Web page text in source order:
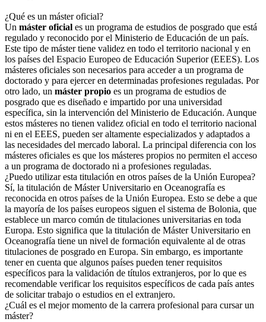
¿Qué es un máster oficial?
Un máster oficial es un programa de estudios de posgrado que está
regulado y reconocido por el Ministerio de Educación de un país.
Este tipo de máster tiene validez en todo el territorio nacional y en
los países del Espacio Europeo de Educación Superior (EEES). Los
másteres oficiales son necesarios para acceder a un programa de
doctorado y para ejercer en determinadas profesiones reguladas. Por
otro lado, un máster propio es un programa de estudios de
posgrado que es diseñado e impartido por una universidad
específica, sin la intervención del Ministerio de Educación. Aunque
estos másteres no tienen validez oficial en todo el territorio nacional
ni en el EEES, pueden ser altamente especializados y adaptados a
las necesidades del mercado laboral. La principal diferencia con los
másteres oficiales es que los másteres propios no permiten el acceso
a un programa de doctorado ni a profesiones reguladas.
¿Puedo utilizar esta titulación en otros países de la Unión Europea?
Sí, la titulación de Máster Universitario en Oceanografía es
reconocida en otros países de la Unión Europea. Esto se debe a que
la mayoría de los países europeos siguen el sistema de Bolonia, que
establece un marco común de titulaciones universitarias en toda
Europa. Esto significa que la titulación de Máster Universitario en
Oceanografía tiene un nivel de formación equivalente al de otras
titulaciones de posgrado en Europa. Sin embargo, es importante
tener en cuenta que algunos países pueden tener requisitos
específicos para la validación de títulos extranjeros, por lo que es
recomendable verificar los requisitos específicos de cada país antes
de solicitar trabajo o estudios en el extranjero.
¿Cuál es el mejor momento de la carrera profesional para cursar un
máster?